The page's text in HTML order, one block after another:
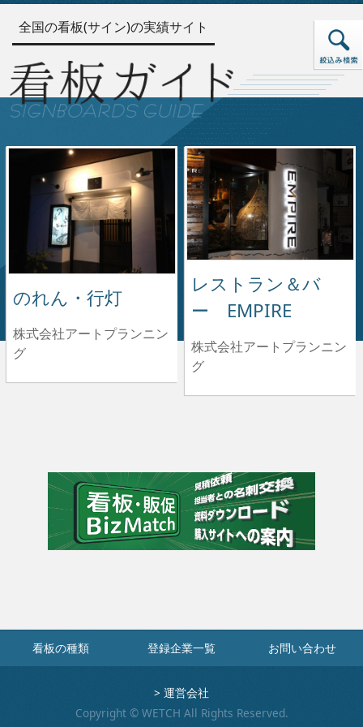
全国の看板(サイン)の実績サイト
のれん・行灯
株式会社アートプランニン
グ
レストラン＆バ
ー EMPIRE
株式会社アートプランニン
グ
看板の種類 登録企業一覧 お問い合わせ
> 運営会社
Copyright © WETCH All Rights Reserved.